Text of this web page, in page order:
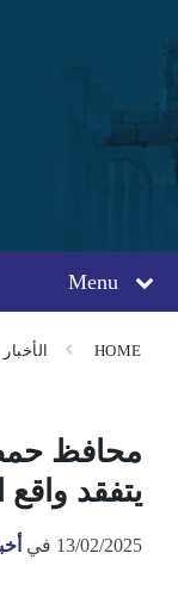
content
main
navigation
footer
Menu
HOME الأخبار
محافظ
يتفقد
13/02/2025 في